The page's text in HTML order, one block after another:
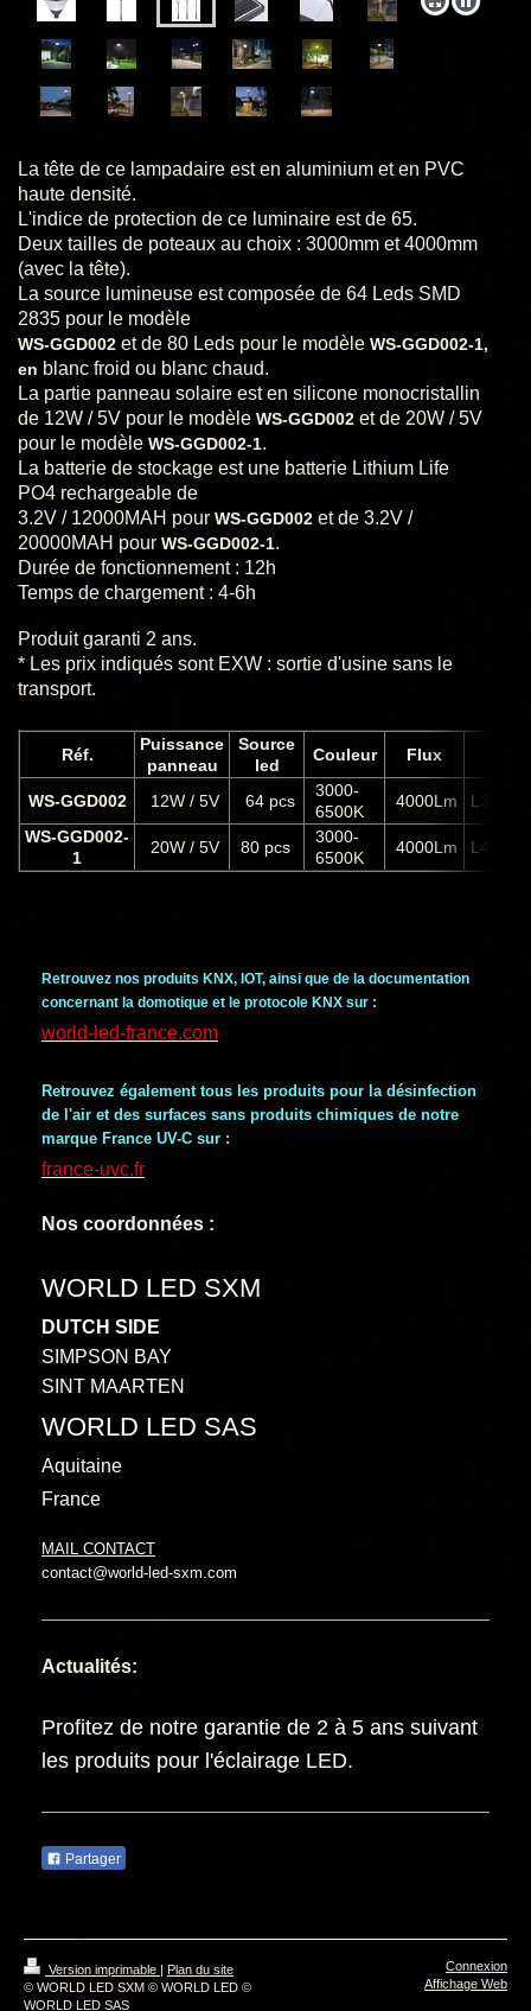
La tête de ce lampadaire est en aluminium et en PVC
haute densité.
L'indice de protection de ce luminaire est de 65.
Deux tailles de poteaux au choix : 3000mm et 4000mm
(avec la tête).
La source lumineuse est composée de 64 Leds SMD
2835 pour le modèle
WS-GGD002 et de 80 Leds pour le modèle WS-GGD002-1,
en blanc froid ou blanc chaud.
La partie panneau solaire est en silicone monocristallin
de 12W / 5V pour le modèle WS-GGD002 et de 20W / 5V
pour le modèle WS-GGD002-1.
La batterie de stockage est une batterie Lithium Life
PO4 rechargeable de
3.2V / 12000MAH pour WS-GGD002 et de 3.2V /
20000MAH pour WS-GGD002-1.
Durée de fonctionnement : 12h
Temps de chargement : 4-6h
Produit garanti 2 ans.
* Les prix indiqués sont EXW : sortie d'usine sans le
transport.
Réf.
Puissance
panneau
Source
led
Couleur Flux
WS-GGD002 12W / 5V 64 pcs
3000-
6500K
4000Lm
WS-GGD002-
1
20W / 5V 80 pcs
3000-
6500K
4000Lm
Retrouvez nos produits KNX, IOT, ainsi que de la documentation
concernant la domotique et le protocole KNX sur :
world-led-france.com
Retrouvez également tous les produits pour la désinfection
de l'air et des surfaces sans produits chimiques de notre
marque France UV-C sur :
france-uvc.fr
Nos coordonnées :
WORLD LED SXM
DUTCH SIDE
SIMPSON BAY
SINT MAARTEN
WORLD LED SAS
Aquitaine
France
MAIL CONTACT
contact@world-led-sxm.com
Actualités:
Profitez de notre garantie de 2 à 5 ans suivant
les produits pour l'éclairage LED.
Partager
Version imprimable | Plan du site
© WORLD LED SXM © WORLD LED ©
WORLD LED SAS
Connexion
Affichage Web